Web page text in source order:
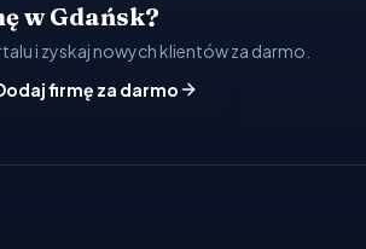
w Gdańsk?
i zyskaj nowych klientów za darmo.
firmę za darmo